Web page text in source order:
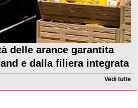
delle arance garantita
e dalla filiera integrata
Vedi tutte